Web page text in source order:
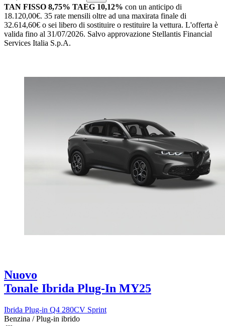
TAN FISSO 8,75% TAEG 10,12% con un anticipo di
18.120,00€. 35 rate mensili oltre ad una maxirata finale di
32.614,60€ o sei libero di sostituire o restituire la vettura. L'offerta è
valida fino al 31/07/2026. Salvo approvazione Stellantis Financial
Services Italia S.p.A.
Nuovo
Tonale Ibrida Plug-In MY25
Ibrida Plug-in Q4 280CV Sprint
Benzina / Plug-in ibrido